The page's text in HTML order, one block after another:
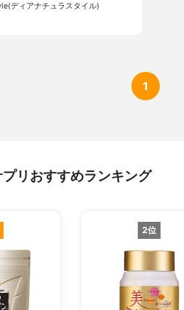
ディアナチュラスタイル)
1
リおすすめランキング
2位